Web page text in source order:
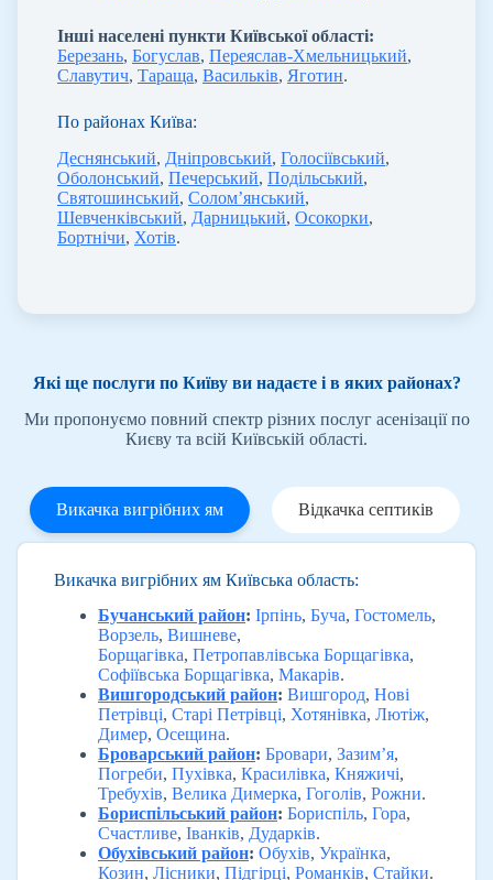
Інші населені пункти Київської області:
Березань, Богуслав, Переяслав-Хмельницький,
Славутич, Тараща, Васильків, Яготин.
По районах Київа:
Деснянський, Дніпровський, Голосіївський,
Оболонський, Печерський, Подільський,
Святошинський, Солом’янський,
Шевченківський, Дарницький, Осокорки,
Бортнічи, Хотів.
Які ще послуги по Київу ви надаєте і в яких районах?
Ми пропонуємо повний спектр різних послуг асенізації по
Києву та всій Київській області.
Викачка вигрібних ям Відкачка септиків
Викачка вигрібних ям Київська область:
Бучанський район: Ірпінь, Буча, Гостомель,
Ворзель, Вишневе,
Борщагівка, Петропавлівська Борщагівка,
Софіївська Борщагівка, Макарів.
Вишгородський район: Вишгород, Нові
Петрівці, Старі Петрівці, Хотянівка, Лютіж,
Димер, Осещина.
Броварський район: Бровари, Зазим’я,
Погреби, Пухівка, Красилівка, Княжичі,
Требухів, Велика Димерка, Гоголів, Рожни.
Бориспільський район: Бориспіль, Гора,
Счастливе, Іванків, Дударків.
Обухівський район: Обухів, Українка,
Козин, Лісники, Підгірці, Романків, Стайки.